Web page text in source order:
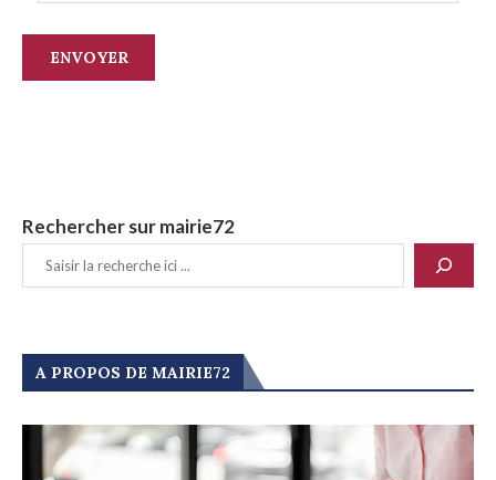
Rechercher sur mairie72
A PROPOS DE MAIRIE72